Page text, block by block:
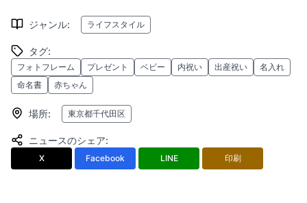
ジャンル: ライフスタイル
タグ:
フォトフレーム プレゼント ベビー 内祝い 出産祝い
名入れ
命名書
赤ちゃん
場所: 東京都千代田区
ニュースのシェア:
X Facebook LINE 印刷